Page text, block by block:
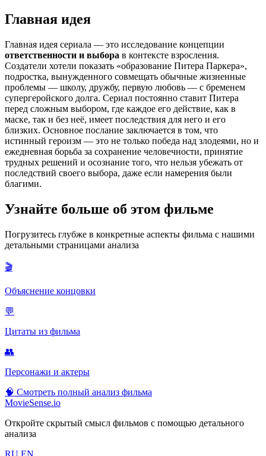
Главная идея
Главная идея сериала — это исследование концепции
ответственности и выбора в контексте взросления.
Создатели хотели показать «образование Питера Паркера»,
подростка, вынужденного совмещать обычные жизненные
проблемы — школу, дружбу, первую любовь — с бременем
супергеройского долга. Сериал постоянно ставит Питера
перед сложным выбором, где каждое его действие, как в
маске, так и без неё, имеет последствия для него и его
близких. Основное послание заключается в том, что
истинный героизм — это не только победа над злодеями, но и
ежедневная борьба за сохранение человечности, принятие
трудных решений и осознание того, что нельзя убежать от
последствий своего выбора, даже если намерения были
благими.
Узнайте больше об этом фильме
Погрузитесь глубже в конкретные аспекты фильма с нашими
детальными страницами анализа
🎬
Объяснение концовки
💬
Цитаты из фильма
👥
Персонажи и актеры
🧠 Смотреть полный анализ фильма
MovieSense.io
Откройте скрытый смысл фильмов с помощью детального
анализа